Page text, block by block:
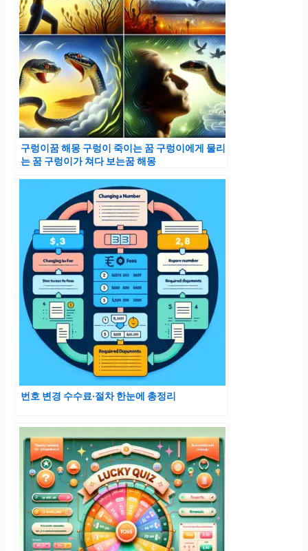
구렁이꿈 해몽 구렁이 죽이는 꿈 구렁이에게 물리
는 꿈 구렁이가 쳐다 보는꿈 해몽
번호 변경 수수료·절차 한눈에 총정리